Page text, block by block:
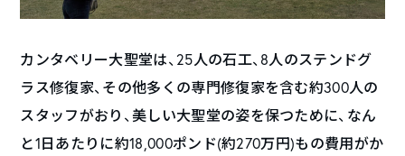
カンタベリー大聖堂は、25人の石工、8人のステンドグ
ラス修復家、その他多くの専門修復家を含む約300人の
スタッフがおり、美しい大聖堂の姿を保つために、なん
と1日あたりに約18,000ポンド(約270万円)もの費用がか